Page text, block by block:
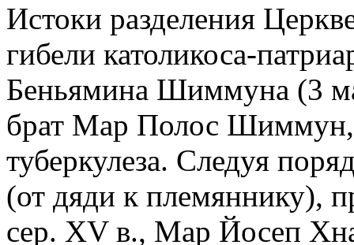
Истоки разделения
гибели католикоса-
Беньямина Шиммуна (3
брат Мар Полос Шиммун,
туберкулеза. Следуя
(от дяди к племяннику),
сер. XV в., Мар Йосеп